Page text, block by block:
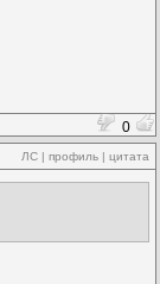
0
ЛС | профиль | цитата